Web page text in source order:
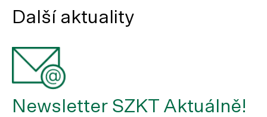
Další aktuality
Newsletter SZKT Aktuálně!